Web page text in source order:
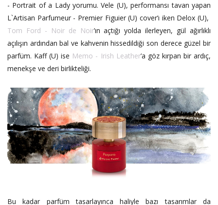
- Portrait of a Lady yorumu. Vele (U), performansı tavan yapan
L`Artisan Parfumeur - Premier Figuier (U) cover’ı iken Delox (U),
Tom Ford - Noir de Noir’ın açtığı yolda ilerleyen, gül ağırlıklı
açılışın ardından bal ve kahvenin hissedildiği son derece güzel bir
parfüm. Kaff (U) ise Memo - Irish Leather’a göz kırpan bir ardıç,
menekşe ve deri birlikteliği.
Bu kadar parfüm tasarlayınca haliyle bazı tasarımlar da